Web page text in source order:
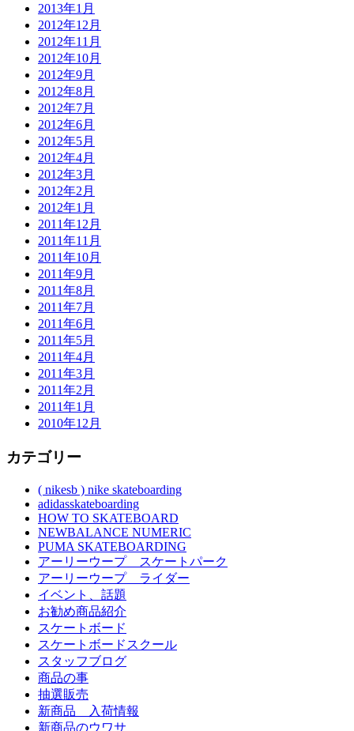
2013年1月
2012年12月
2012年11月
2012年10月
2012年9月
2012年8月
2012年7月
2012年6月
2012年5月
2012年4月
2012年3月
2012年2月
2012年1月
2011年12月
2011年11月
2011年10月
2011年9月
2011年8月
2011年7月
2011年6月
2011年5月
2011年4月
2011年3月
2011年2月
2011年1月
2010年12月
カテゴリー
( nikesb ) nike skateboarding
adidasskateboarding
HOW TO SKATEBOARD
NEWBALANCE NUMERIC
PUMA SKATEBOARDING
アーリーウープ スケートパーク
アーリーウープ ライダー
イベント、話題
お勧め商品紹介
スケートボード
スケートボードスクール
スタッフブログ
商品の事
抽選販売
新商品 入荷情報
新商品のウワサ